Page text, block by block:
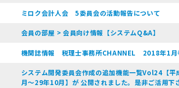
ミロク会計人会 5委員会の活動報告について
会員の部屋 > 会員向け情報【システムQ&A】
機関誌情報 税理士事務所CHANNEL 2018年1月
システム開発委員会作成の追加機能一覧Vol24【
月〜29年10月】が 公開されました。是非ご活用下